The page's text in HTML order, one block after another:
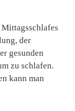
der
gesunden
zu schlafen.
kann man